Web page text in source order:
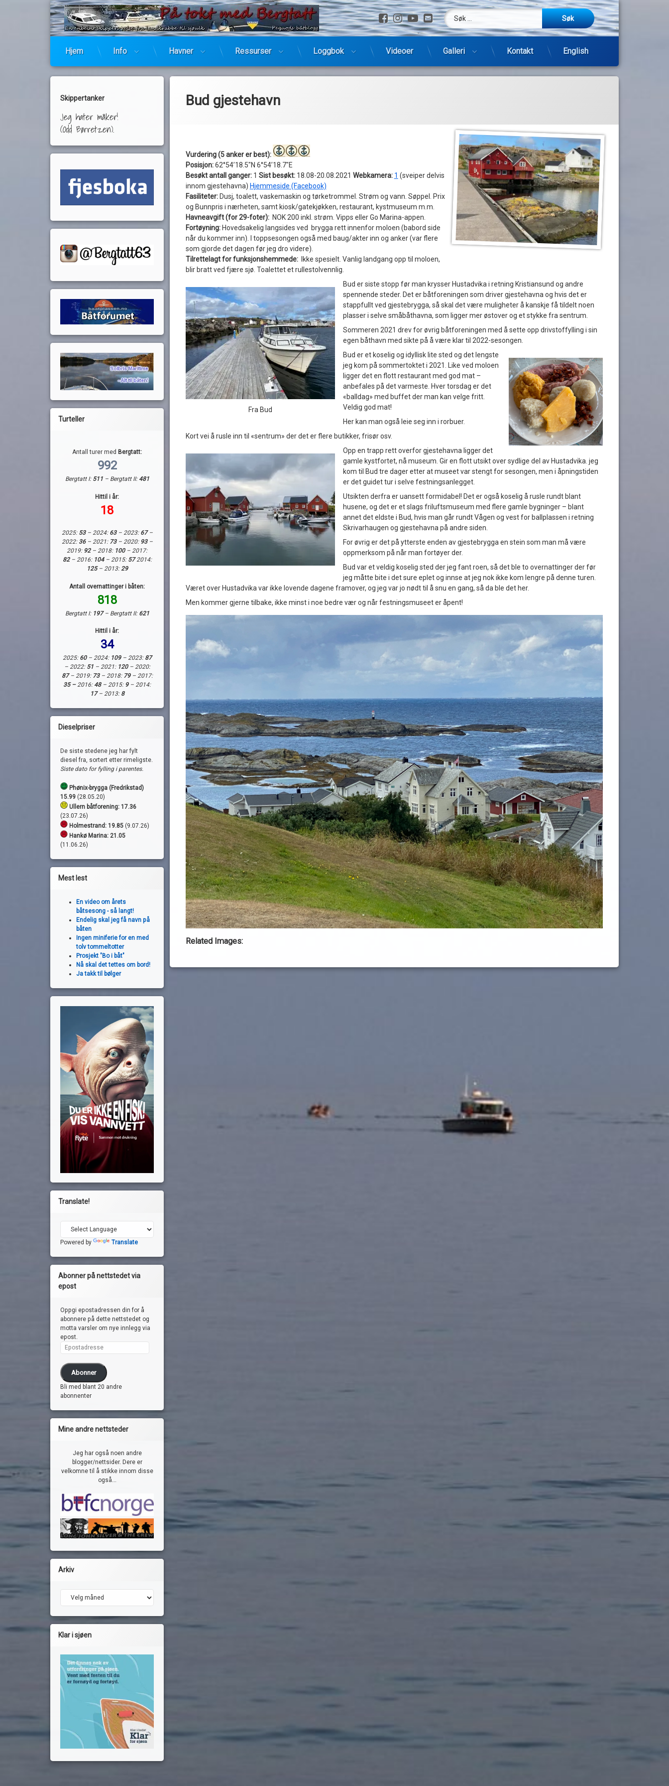
Hopp
til
Facebook
Instagram
YouTube
E-post
Søk etter:
Hjem Info Havner Ressurser Loggbok Videoer Galleri Kontakt English
Bud gjestehavn
Vurdering (5 anker er best):
Posisjon:62°54’18.5″N 6°54’18.7″E
Besøkt antall ganger:1 Sist besøkt:18.08-20.08.2021 Webkamera: 1 (sveiper delvis
innom gjestehavna) Hjemmeside (Facebook)
Fasiliteter:Dusj, toalett, vaskemaskin og tørketrommel. Strøm og vann. Søppel. Prix
og Bunnpris i nærheten, samt kiosk/gatekjøkken, restaurant, kystmuseum m.m.
Havneavgift (for 29-foter): NOK 200 inkl. strøm. Vipps eller Go Marina-appen.
Fortøyning: Hovedsakelig langsides ved brygga rett innenfor moloen (babord side
når du kommer inn). I toppsesongen også med baug/akter inn og anker (var flere
som gjorde det dagen før jeg dro videre).
Tilrettelagt for funksjonshemmede:
Ikke spesielt. Vanlig landgang opp til moloen,
blir bratt ved fjære sjø. Toalettet et rullestolvennlig.
Fra Bud
Bud er siste stopp før man krysser Hustadvika i retning Kristiansund og andre
spennende steder. Det er båtforeningen som driver gjestehavna og hvis det er
stappfullt ved gjestebrygga, så skal det være muligheter å kanskje få tildelt noen
plasser i selve småbåthavna, som ligger mer østover og et stykke fra sentrum.
Sommeren 2021 drev for øvrig båtforeningen med å sette opp drivstoffylling i sin
egen båthavn med sikte på å være klar til 2022-sesongen.
Bud er et koselig og idyllisk lite sted og det lengste
jeg kom på sommertoktet i 2021. Like ved moloen
ligger det en flott restaurant med god mat –
anbefales på det varmeste. Hver torsdag er det
«balldag» med buffet der man kan velge fritt.
Veldig god mat!
Her kan man også leie seg inn i rorbuer.
Kort vei å rusle inn til «sentrum» der det er flere butikker, frisør osv.
Opp en trapp rett overfor gjestehavna ligger det
gamle kystfortet, nå museum. Gir en flott utsikt over sydlige del av Hustadvika. jeg
kom til Bud tre dager etter at museet var stengt for sesongen, men i åpningstiden
er det guidet tur i selve festningsanlegget.
Utsikten derfra er uansett formidabel! Det er også koselig å rusle rundt blant
husene, og det er et slags friluftsmuseum med flere gamle bygninger – blant
annet det eldste i Bud, hvis man går rundt Vågen og vest for ballplassen i retning
Skrivarhaugen og gjestehavna på andre siden.
For øvrig er det på ytterste enden av gjestebrygga en stein som man må være
oppmerksom på når man fortøyer der.
Bud var et veldig koselig sted der jeg fant roen, så det ble to overnattinger der før
jeg måtte bite i det sure eplet og innse at jeg nok ikke kom lengre på denne turen.
Været over Hustadvika var ikke lovende dagene framover, og jeg var jo nødt til å snu en gang, så da ble det her.
Men kommer gjerne tilbake, ikke minst i noe bedre vær og når festningsmuseet er åpent!
Related Images:
Skippertanker
Jeg hater måker!
(Odd Børretzen).
Turteller
Antall turer med Bergtatt:
992
Bergtatt I: 511 – Bergtatt II:481
Hittil i år:
18
2025: 53– 2024:63– 2023: 67–
2022: 36– 2021: 73– 2020: 93–
2019: 92– 2018: 100 – 2017:
82– 2016: 104– 2015: 572014:
125– 2013: 29
Antall overnattinger i båten:
818
Bergtatt I: 197– Bergtatt II: 621
Hittil i år:
34
2025: 60– 2024: 109– 2023: 87
– 2022: 51– 2021: 120– 2020:
87– 2019: 73– 2018: 79– 2017:
35 –2016:48– 2015: 9 – 2014:
17– 2013: 8
Dieselpriser
De siste stedene jeg har fylt
diesel fra, sortert etter rimeligste.
Siste dato for fylling i parentes.
Phønix-brygga (Fredrikstad)
15.99 (28.05.20)
Ullern båtforening: 17.36
(23.07.26)
Holmestrand: 19.85(9.07.26)
Hankø Marina: 21.05
(11.06.26)
Mest lest
En video om årets
båtsesong - så langt!
Endelig skal jeg få navn på
båten
Ingen miniferie for en med
tolv tommeltotter
Prosjekt "Bo i båt"
Nå skal det tettes om bord!
Ja takk til bølger
Translate!
Powered by Translate
Abonner på nettstedet via
epost
Oppgi epostadressen din for å
abonnere på dette nettstedet og
motta varsler om nye innlegg via
epost.
Epostadresse
Abonner
Bli med blant 20 andre
abonnenter
Mine andre nettsteder
Jeg har også noen andre
blogger/nettsider. Dere er
velkomne til å stikke innom disse
også...
Arkiv
Arkiv
Klar i sjøen